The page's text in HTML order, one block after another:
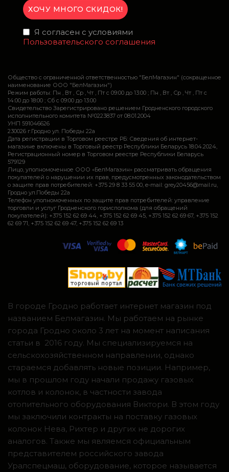
Я согласен с условиями
Пользовательского соглашения
Общество с ограниченной ответственностью "БелМагазин" (сокращенное
наименование ООО "БелМагазин")
Режим работы: Пн , Вт , Ср , Чт , Пт c 09:00 до 13:00 ; Пн , Вт , Ср , Чт , Пт c
14:00 до 18:00 ; Сб c 09:00 до 13:00
Свидетельство Зарегистрировано решением Гродненского городского
исполнительного комитета №0223837 от 08.01.2004
УНП 591046626
230026 г.Гродно ул. Победы 22а
Дата регистрации в Торговом реестре РБ: Сведения об интернет-
магазине включены в Торговый реестр Республики Беларусь 18.04.2024,
Регистрационный номер в Торговом реестре Республики Беларусь
579129
Лицо, уполномоченное ООО «БелМагазин» рассматривать обращения
покупателей о нарушении их прав, предусмотренных законодательством
о защите прав потребителей: +375 29 8 33 55 00, e-mail: grey20456@mail.ru,
Гродно ул.Победы 22а
Телефон уполномоченных по защите прав потребителей: управление
торговли и услуг Гродненского горисполкома (для обращений
покупателей): +375 152 62 69 44, +375 152 62 69 45, +375 152 62 69 67, +375 152
62 69 71, +375 152 62 69 47, +375 152 62 69 13
В городе Гродно работает интернет магазин под
названием Белмагазин. Мы работаем на рынке
города Гродно около 3 лет на момент написания
статьи в 2016 году. Мы специализируемся на
сельскохозяйственном направлении, однако
стараемся добавлять новые позиции. Например,
мы в прошлом году начали продажу газовых
котлов и колонок, в частности завода
отопительного оборудования Виктори. В этом году
мы заключили контракты на поставку газовых
колонок Нева, Рихтер и других не дорогих
аналогов. Также мы являемся официальным
представителем российского завода
Уралспецмаш, оборудование, которое называется